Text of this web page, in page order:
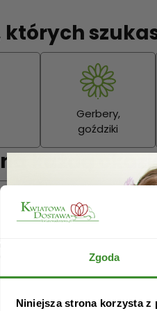
Zgoda
Niniejsza strona korzysta z
Gerbery,
goździki
każdą